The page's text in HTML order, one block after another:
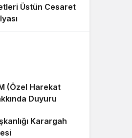
Üstün Cesaret
(Özel Harekat
Duyuru
Karargah